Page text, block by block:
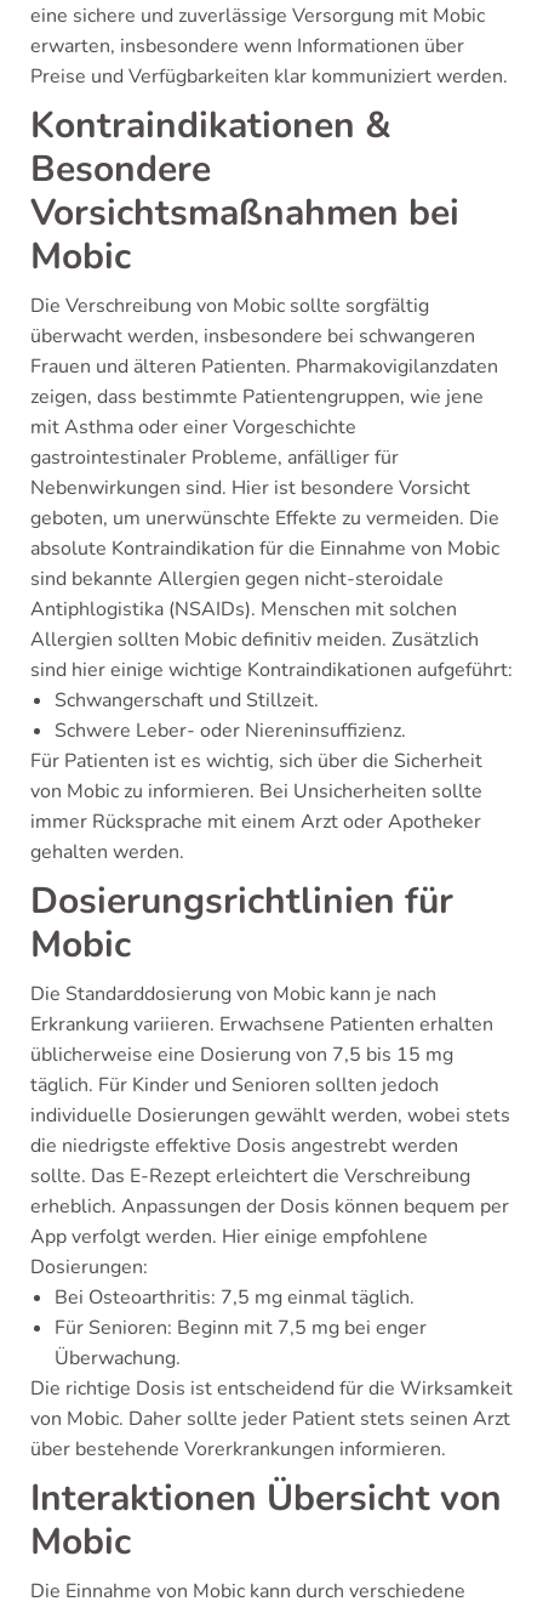
eine sichere und zuverlässige Versorgung mit Mobic
erwarten, insbesondere wenn Informationen über
Preise und Verfügbarkeiten klar kommuniziert werden.
Kontraindikationen &
Besondere
Vorsichtsmaßnahmen bei
Mobic
Die Verschreibung von Mobic sollte sorgfältig
überwacht werden, insbesondere bei schwangeren
Frauen und älteren Patienten. Pharmakovigilanzdaten
zeigen, dass bestimmte Patientengruppen, wie jene
mit Asthma oder einer Vorgeschichte
gastrointestinaler Probleme, anfälliger für
Nebenwirkungen sind. Hier ist besondere Vorsicht
geboten, um unerwünschte Effekte zu vermeiden. Die
absolute Kontraindikation für die Einnahme von Mobic
sind bekannte Allergien gegen nicht-steroidale
Antiphlogistika (NSAIDs). Menschen mit solchen
Allergien sollten Mobic definitiv meiden. Zusätzlich
sind hier einige wichtige Kontraindikationen aufgeführt:
Schwangerschaft und Stillzeit.
Schwere Leber- oder Niereninsuffizienz.
Für Patienten ist es wichtig, sich über die Sicherheit
von Mobic zu informieren. Bei Unsicherheiten sollte
immer Rücksprache mit einem Arzt oder Apotheker
gehalten werden.
Dosierungsrichtlinien für
Mobic
Die Standarddosierung von Mobic kann je nach
Erkrankung variieren. Erwachsene Patienten erhalten
üblicherweise eine Dosierung von 7,5 bis 15 mg
täglich. Für Kinder und Senioren sollten jedoch
individuelle Dosierungen gewählt werden, wobei stets
die niedrigste effektive Dosis angestrebt werden
sollte. Das E-Rezept erleichtert die Verschreibung
erheblich. Anpassungen der Dosis können bequem per
App verfolgt werden. Hier einige empfohlene
Dosierungen:
Bei Osteoarthritis: 7,5 mg einmal täglich.
Für Senioren: Beginn mit 7,5 mg bei enger
Überwachung.
Die richtige Dosis ist entscheidend für die Wirksamkeit
von Mobic. Daher sollte jeder Patient stets seinen Arzt
über bestehende Vorerkrankungen informieren.
Interaktionen Übersicht von
Mobic
Die Einnahme von Mobic kann durch verschiedene